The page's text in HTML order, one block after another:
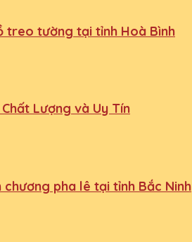
treo tường tại tỉnh Hoà Bình
Lượng và Uy Tín
pha lê tại tỉnh Bắc Ninh